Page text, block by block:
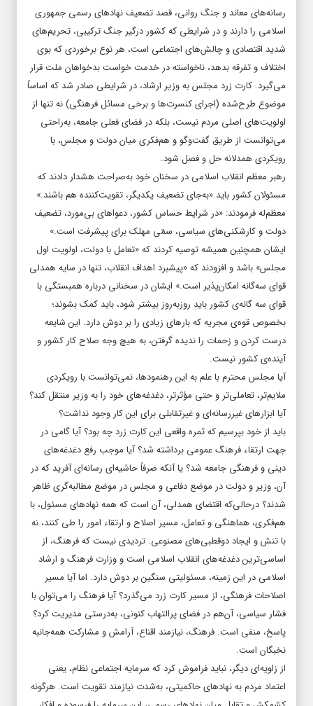
رسانه‌های معاند و جنگ روانی، قصد تضعیف نهادهای رسمی جمهوری
اسلامی را دارند و در شرایطی که کشور درگیر جنگ ترکیبی، تحریم‌های
شدید اقتصادی و چالش‌های اجتماعی است، هر نوع برخوردی که بوی
اختلاف و تفرقه بدهد، ناخواسته در خدمت خواست بدخواهان ملت قرار
می‌گیرد. کارت زرد مجلس به وزیر ارشاد، در شرایطی صادر شد که اساساً
موضوع طرح‌شده (اجرای کنسرت‌ها و برخی مسائل فرهنگی) نه تنها از
اولویت‌های اصلی مردم نیست، بلکه در فضای فعلی جامعه، به‌راحتی
می‌توانست از طریق گفت‌وگو و هم‌فکری میان دولت و مجلس، با
رویکردی همدلانه حل و فصل شود.
رهبر معظم انقلاب اسلامی در سخنان خود به‌صراحت هشدار دادند که
مسئولان کشور باید «به‌جای تضعیف یکدیگر، تقویت‌کننده هم باشند.»
معظم‌له فرمودند: «در شرایط حساس کشور، دعواهای بی‌مورد، تضعیف
دولت و کارشکنی‌های سیاسی، سمّی مهلک برای پیشرفت است.»
ایشان همچنین همیشه توصیه کردند که «تعامل با دولت، اولویت اول
مجلس» باشد و افزودند که «پیشبرد اهداف انقلاب، تنها در سایه همدلی
قوای سه‌گانه امکان‌پذیر است.» ایشان در سخنانی درباره همبستگی با
قوای سه گانه‌ی کشور باید روزبه‌روز بیشتر شود، باید کمک بشوند؛
بخصوص قوه‌ی مجریه که بارهای زیادی را بر دوش دارد. این شایعه
درست کردن و زحمات را ندیده گرفتن، به هیچ وجه صلاح کار کشور و
آینده‌ی کشور نیست.
آیا مجلس محترم با علم به این رهنمودها، نمی‌توانست با رویکردی
ملایم‌تر، تعاملی‌تر و حتی مؤثرتر، دغدغه‌های خود را به وزیر منتقل کند؟
آیا ابزارهای غیررسانه‌ای و غیرتقابلی برای این کار وجود نداشت؟
باید از خود بپرسیم که ثمره واقعی این کارت زرد چه بود؟ آیا گامی در
جهت ارتقاء فرهنگ عمومی برداشته شد؟ آیا موجب رفع دغدغه‌های
دینی و فرهنگی جامعه شد؟ یا آنکه صرفاً حاشیه‌ای رسانه‌ای آفرید که در
آن، وزیر و دولت در موضع دفاعی و مجلس در موضع مطالبه‌گری ظاهر
شدند؟ درحالی‌که اقتضای همدلی، آن است که همه نهادهای مسئول، با
هم‌فکری، هماهنگی و تعامل، مسیر اصلاح و ارتقاء امور را طی کنند، نه
با تنش و ایجاد دوقطبی‌های مصنوعی. تردیدی نیست که فرهنگ، از
اساسی‌ترین دغدغه‌های انقلاب اسلامی است و وزارت فرهنگ و ارشاد
اسلامی در این زمینه، مسئولیتی سنگین بر دوش دارد. اما آیا مسیر
اصلاحات فرهنگی، از مسیر کارت زرد می‌گذرد؟ آیا فرهنگ را می‌توان با
فشار سیاسی، آن‌هم در فضای پرالتهاب کنونی، به‌درستی مدیریت کرد؟
پاسخ، منفی است. فرهنگ، نیازمند اقناع، آرامش و مشارکت همه‌جانبه
نخبگان است.
از زاویه‌ای دیگر، نباید فراموش کرد که سرمایه اجتماعی نظام، یعنی
اعتماد مردم به نهادهای حاکمیتی، به‌شدت نیازمند تقویت است. هرگونه